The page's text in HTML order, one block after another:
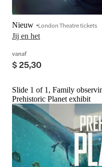
Jij en het
Nieuw London Theatre tickets
vanaf
$ 25,30
Slide 1 of 1, Family
Prehistoric Planet exhibit